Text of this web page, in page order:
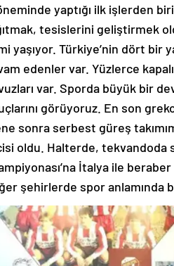
yaptığı ilk işlerden
tesislerini geliştirmek
yaşıyor. Türkiye’nin dört bir
edenler var. Yüzlerce
var. Sporda büyük bir
görüyoruz. En son
sonra serbest güreş
oldu. Halterde, tekvandoda
İtalya ile
şehirlerde spor anlamında